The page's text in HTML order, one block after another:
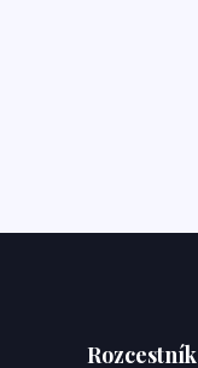
Rozcestník